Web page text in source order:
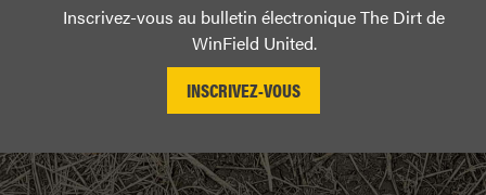
Inscrivez-vous au bulletin électronique The Dirt de
WinField United.